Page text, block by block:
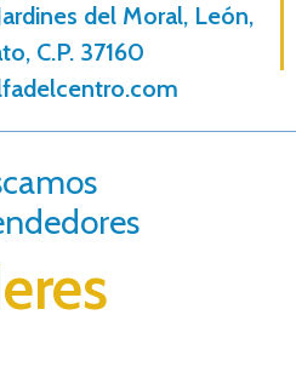
del Moral, León,
C.P. 37160